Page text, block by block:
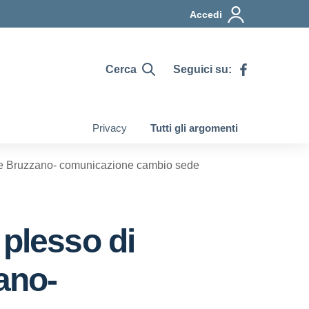
Accedi
Cerca Seguici su:
Privacy Tutti gli argomenti
comunicazione cambio sede
di